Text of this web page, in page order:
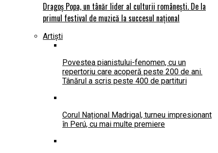
Dragoș Popa, un tânăr lider al culturii românești. De la
primul festival de muzică la succesul național
Artiști
Povestea pianistului-fenomen, cu un
repertoriu care acoperă peste 200 de ani.
Tânărul a scris peste 400 de partituri
Corul Național Madrigal, turneu impresionant
în Perú, cu mai multe premiere